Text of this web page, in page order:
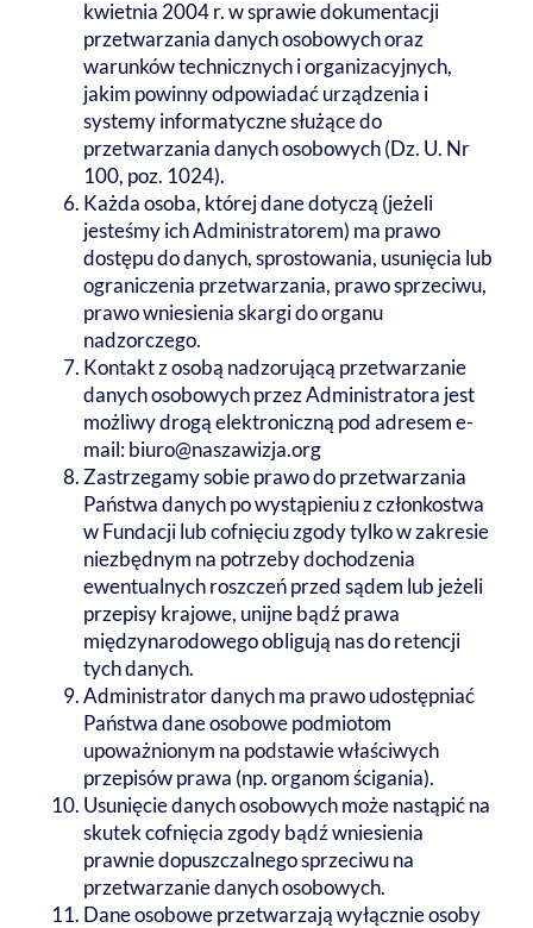
kwietnia 2004 r. w sprawie dokumentacji
przetwarzania danych osobowych oraz
warunków technicznych i organizacyjnych,
jakim powinny odpowiadać urządzenia i
systemy informatyczne służące do
przetwarzania danych osobowych (Dz. U. Nr
100, poz. 1024).
Każda osoba, której dane dotyczą (jeżeli
jesteśmy ich Administratorem) ma prawo
dostępu do danych, sprostowania, usunięcia lub
ograniczenia przetwarzania, prawo sprzeciwu,
prawo wniesienia skargi do organu
nadzorczego.
Kontakt z osobą nadzorującą przetwarzanie
danych osobowych przez Administratora jest
możliwy drogą elektroniczną pod adresem e-
mail: biuro@naszawizja.org
Zastrzegamy sobie prawo do przetwarzania
Państwa danych po wystąpieniu z członkostwa
w Fundacji lub cofnięciu zgody tylko w zakresie
niezbędnym na potrzeby dochodzenia
ewentualnych roszczeń przed sądem lub jeżeli
przepisy krajowe, unijne bądź prawa
międzynarodowego obligują nas do retencji
tych danych.
Administrator danych ma prawo udostępniać
Państwa dane osobowe podmiotom
upoważnionym na podstawie właściwych
przepisów prawa (np. organom ścigania).
Usunięcie danych osobowych może nastąpić na
skutek cofnięcia zgody bądź wniesienia
prawnie dopuszczalnego sprzeciwu na
przetwarzanie danych osobowych.
Dane osobowe przetwarzają wyłącznie osoby